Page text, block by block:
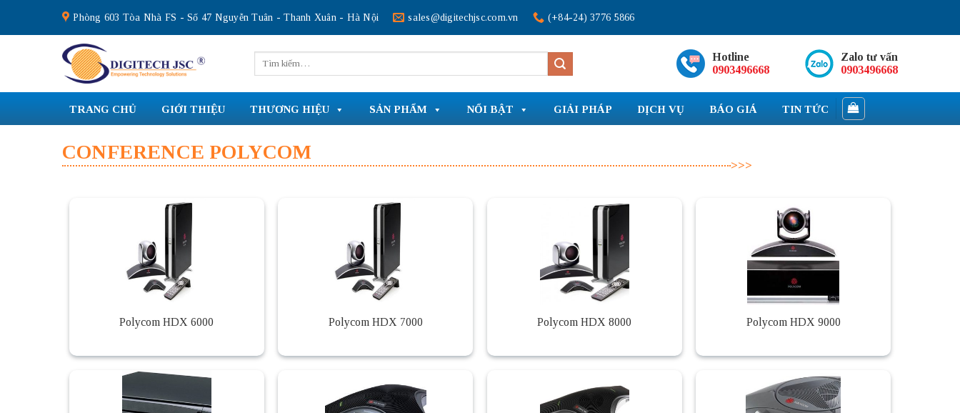
content
Phòng 603 Tòa Nhà FS - Số 47 Nguyễn Tuân - Thanh Xuân - Hà Nội sales@digitechjsc.com.vn (+84-24) 3776 5866
kiếm:
Hotline
0903496668
Zalo tư vấn
0903496668
TRANG CHỦ GIỚI THIỆU THƯƠNG HIỆU SẢN PHẨM NỔI BẬT GIẢI PHÁP DỊCH VỤ BÁO GIÁ TIN TỨC
CONFERENCE POLYCOM
Polycom HDX 6000 Polycom HDX 7000 Polycom HDX 8000 Polycom HDX 9000